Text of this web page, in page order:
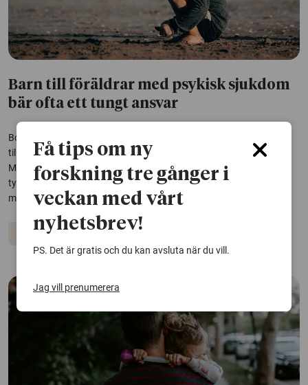
Barn till föräldrar med psykisk sjukdom
bär ofta ett tungt ansvar
Bortvald, oälskad, ensam och annorlunda. Det är känslor hos barn
till föräldrar som lider av psykisk sjukdom eller som har tagit sitt liv.
Många av dem bär ett tungt ansvar för sina föräldrar – och
tystnaden kring deras situation gör att de ofta lämnas ensamma
med smärtan.
Barn och unga Beroende
Få tips om ny
forskning tre gånger i
veckan med vårt
nyhetsbrev!
PS. Det är gratis och du kan avsluta när du vill.
Jag vill prenumerera